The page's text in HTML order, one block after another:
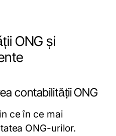
ONG și
contabilității ONG
ce în ce mai
ONG-urilor.